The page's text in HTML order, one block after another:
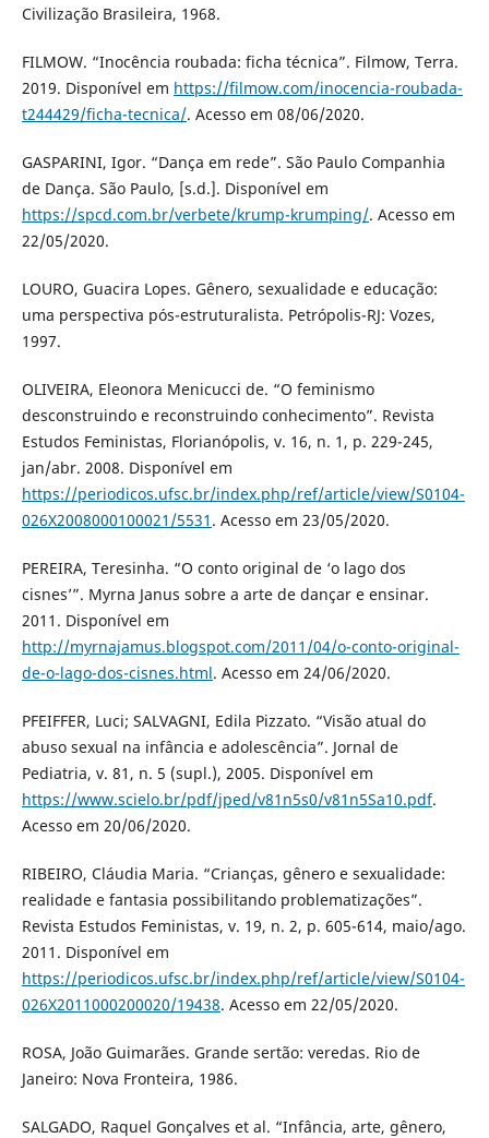
Civilização Brasileira, 1968.
FILMOW. “Inocência roubada: ficha técnica”. Filmow, Terra.
2019. Disponível em https://filmow.com/inocencia-roubada-
t244429/ficha-tecnica/. Acesso em 08/06/2020.
GASPARINI, Igor. “Dança em rede”. São Paulo Companhia
de Dança. São Paulo, [s.d.]. Disponível em
https://spcd.com.br/verbete/krump-krumping/. Acesso em
22/05/2020.
LOURO, Guacira Lopes. Gênero, sexualidade e educação:
uma perspectiva pós-estruturalista. Petrópolis-RJ: Vozes,
1997.
OLIVEIRA, Eleonora Menicucci de. “O feminismo
desconstruindo e reconstruindo conhecimento”. Revista
Estudos Feministas, Florianópolis, v. 16, n. 1, p. 229-245,
jan/abr. 2008. Disponível em
https://periodicos.ufsc.br/index.php/ref/article/view/S0104-
026X2008000100021/5531 . Acesso em 23/05/2020.
PEREIRA, Teresinha. “O conto original de ‘o lago dos
cisnes’”. Myrna Janus sobre a arte de dançar e ensinar.
2011. Disponível em
http://myrnajamus.blogspot.com/2011/04/o-conto-original-
de-o-lago-dos-cisnes.html. Acesso em 24/06/2020.
PFEIFFER, Luci; SALVAGNI, Edila Pizzato. “Visão atual do
abuso sexual na infância e adolescência”. Jornal de
Pediatria, v. 81, n. 5 (supl.), 2005. Disponível em
https://www.scielo.br/pdf/jped/v81n5s0/v81n5Sa10.pdf.
Acesso em 20/06/2020.
RIBEIRO, Cláudia Maria. “Crianças, gênero e sexualidade:
realidade e fantasia possibilitando problematizações”.
Revista Estudos Feministas, v. 19, n. 2, p. 605-614, maio/ago.
2011. Disponível em
https://periodicos.ufsc.br/index.php/ref/article/view/S0104-
026X2011000200020/19438. Acesso em 22/05/2020.
ROSA, João Guimarães. Grande sertão: veredas. Rio de
Janeiro: Nova Fronteira, 1986.
SALGADO, Raquel Gonçalves et al. “Infância, arte, gênero,